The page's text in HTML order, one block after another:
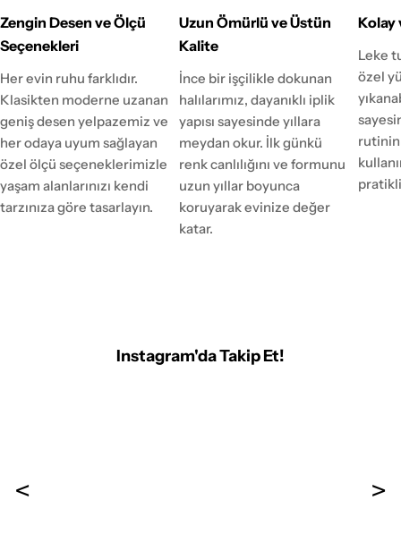
Zengin Desen ve Ölçü
Seçenekleri
Her evin ruhu farklıdır.
Klasikten moderne uzanan
geniş desen yelpazemiz ve
her odaya uyum sağlayan
özel ölçü seçeneklerimizle
yaşam alanlarınızı kendi
tarzınıza göre tasarlayın.
Uzun Ömürlü ve Üstün
Kalite
İnce bir işçilikle dokunan
halılarımız, dayanıklı iplik
yapısı sayesinde yıllara
meydan okur. İlk günkü
renk canlılığını ve formunu
uzun yıllar boyunca
koruyarak evinize değer
katar.
Kolay
Leke
özel
Instagram'da Takip Et!